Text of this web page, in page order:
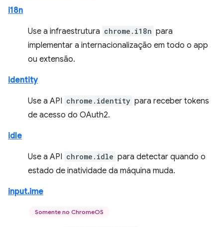
i18n
Use a infraestrutura chrome.i18n para
implementar a internacionalização em todo o app
ou extensão.
identity
Use a API chrome.identity para receber tokens
de acesso do OAuth2.
idle
Use a API chrome.idle para detectar quando o
estado de inatividade da máquina muda.
input.ime
Somente no ChromeOS